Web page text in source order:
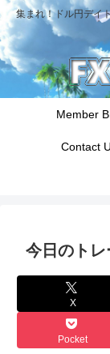
集まれ！ドル円デイ
Member
Contact
今日のトレ
X
Pocket